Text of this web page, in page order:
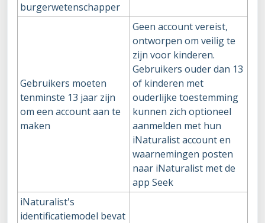
burgerwetenschapper
Gebruikers moeten
tenminste 13 jaar zijn
om een account aan te
maken
Geen account vereist,
ontworpen om veilig te
zijn voor kinderen.
Gebruikers ouder dan 13
of kinderen met
ouderlijke toestemming
kunnen zich optioneel
aanmelden met hun
iNaturalist account en
waarnemingen posten
naar iNaturalist met de
app Seek
iNaturalist's
identificatiemodel bevat